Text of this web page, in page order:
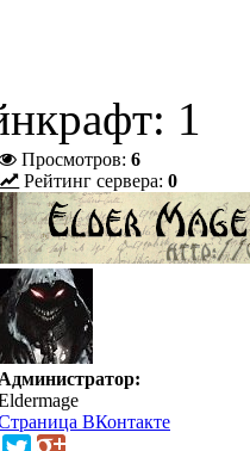
1
Просмотров: 6
Рейтинг сервера: 0
Администратор:
ВКонтакте